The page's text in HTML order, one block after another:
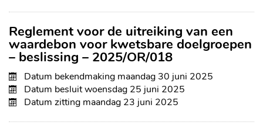
Reglement voor de uitreiking van een
waardebon voor kwetsbare doelgroepen
– beslissing – 2025/OR/018
Datum bekendmaking maandag 30 juni 2025
Datum besluitwoensdag 25 juni 2025
Datum zitting maandag 23 juni 2025